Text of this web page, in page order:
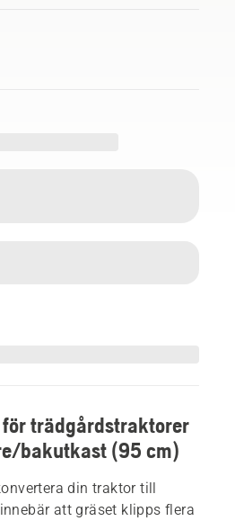
trädgårdstraktorer
bakutkast (95 cm)
din traktor till
att gräset klipps flera